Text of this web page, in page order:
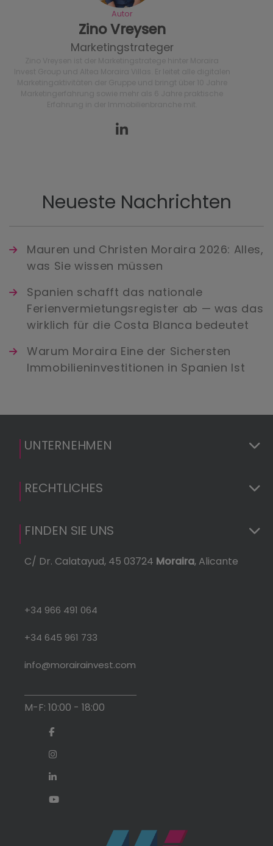
Autor
Zino Vreysen
Marketingstrateger
Neueste Nachrichten
Mauren und Christen Moraira 2026: Alles,
was Sie wissen müssen
Spanien schafft das nationale
Ferienvermietungsregister ab — was das
wirklich für die Costa Blanca bedeutet
Warum Moraira Eine der Sichersten
Immobilieninvestitionen in Spanien Ist
UNTERNEHMEN
RECHTLICHES
FINDEN SIE UNS
C/ Dr. Calatayud, 45 03724 Moraira, Alicante
+34 966 491 064
+34 645 961 733
info@morairainvest.com
M-F: 10:00 - 18:00